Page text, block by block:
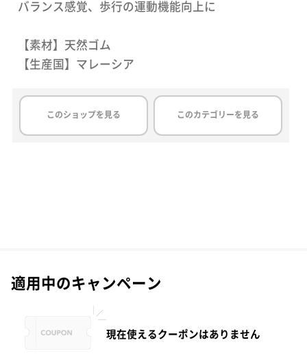
バランス感覚、歩行の運動機能向上に
【素材】天然ゴム
【生産国】マレーシア
このショップを見る このカテゴリーを見る
適用中のキャンペーン
現在使えるクーポンはありません